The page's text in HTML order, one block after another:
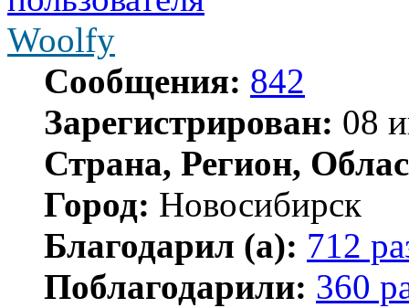
Woolfy
Сообщения: 842
Зарегистрирован: 08
Страна, Регион,
Город: Новосибирск
Благодарил (а): 712
Поблагодарили: 360